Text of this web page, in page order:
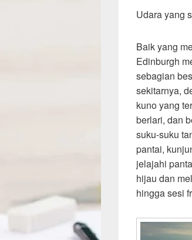
Udara yang
Baik yang
Edinburgh
sebagian
sekitarnya,
kuno yang
berlari, dan
suku-suku
pantai,
jelajahi
hijau dan
hingga sesi